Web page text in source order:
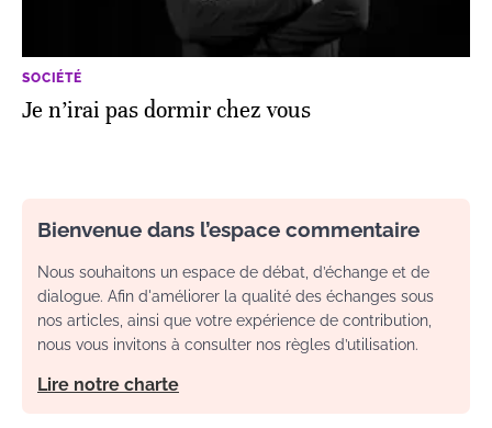
SOCIÉTÉ
Je n’irai pas dormir chez vous
Bienvenue dans l’espace commentaire
Nous souhaitons un espace de débat, d’échange et de
dialogue. Afin d'améliorer la qualité des échanges sous
nos articles, ainsi que votre expérience de contribution,
nous vous invitons à consulter nos règles d’utilisation.
Lire notre charte